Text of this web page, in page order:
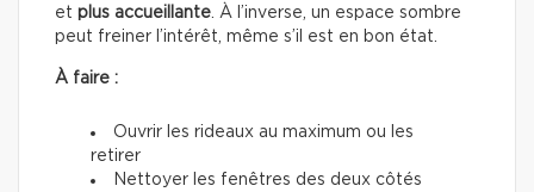
et plus accueillante. À l’inverse, un espace sombre
peut freiner l’intérêt, même s’il est en bon état.
À faire :
Ouvrir les rideaux au maximum ou les
retirer
Nettoyer les fenêtres des deux côtés